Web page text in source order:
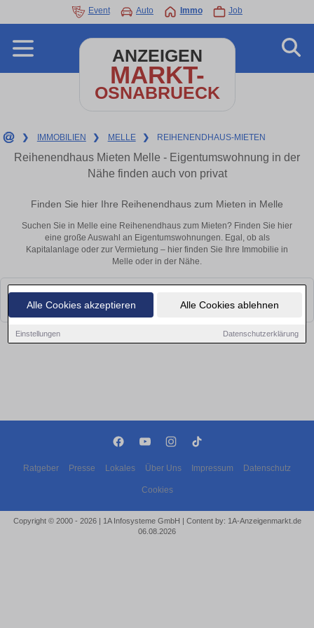
Alle Cookies akzeptieren Alle Cookies ablehnen
Einstellungen Datenschutzerklärung
Event Auto Immo Job
ANZEIGEN
MARKT-
OSNABRUECK
❯ IMMOBILIEN ❯ MELLE ❯ REIHENENDHAUS-MIETEN
Reihenendhaus Mieten Melle - Eigentumswohnung in der
Nähe finden auch von privat
Finden Sie hier Ihre Reihenendhaus zum Mieten in Melle
Suchen Sie in Melle eine Reihenendhaus zum Mieten? Finden Sie hier
eine große Auswahl an Eigentumswohnungen. Egal, ob als
Kapitalanlage oder zur Vermietung – hier finden Sie Ihre Immobilie in
Melle oder in der Nähe.
Leider konnten wir derzeit keine passenden Objekte finden. Schauen Sie
bald wieder vorbei!
Ratgeber Presse Lokales Über Uns Impressum Datenschutz
Cookies
Copyright © 2000 - 2026 | 1A Infosysteme GmbH | Content by: 1A-Anzeigenmarkt.de
06.08.2026